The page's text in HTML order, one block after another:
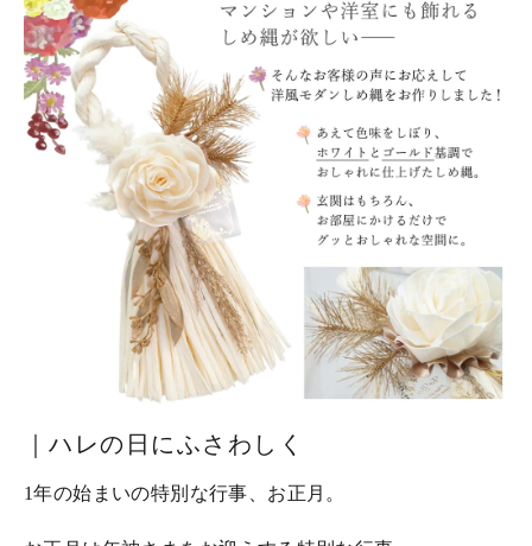
｜ハレの日にふさわしく
1年の始まいの特別な行事、お正月。